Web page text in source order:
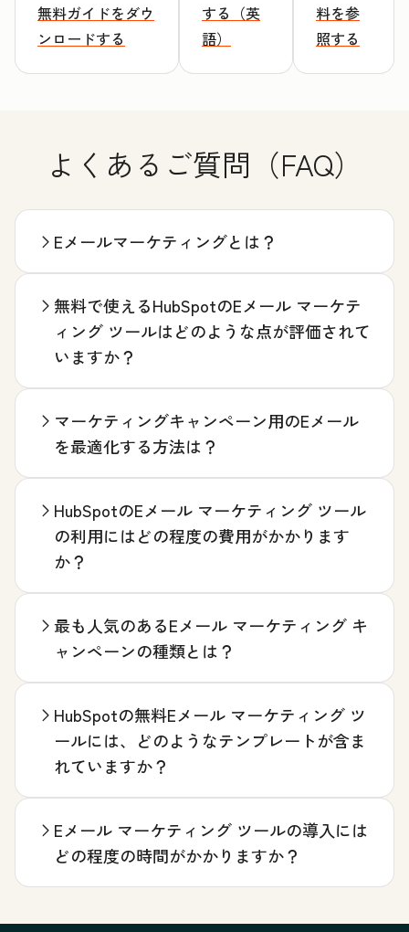
無料ガイドをダウ
ンロードする
する（英
語）
料を参
照する
よくあるご質問（FAQ）
Eメールマーケティングとは？
無料で使えるHubSpotのEメール マーケテ
ィング ツールはどのような点が評価されて
いますか？
マーケティングキャンペーン用のEメール
を最適化する方法は？
HubSpotのEメール マーケティング ツール
の利用にはどの程度の費用がかかります
か？
最も人気のあるEメール マーケティング キ
ャンペーンの種類とは？
HubSpotの無料Eメール マーケティング ツ
ールには、どのようなテンプレートが含ま
れていますか？
Eメール マーケティング ツールの導入には
どの程度の時間がかかりますか？